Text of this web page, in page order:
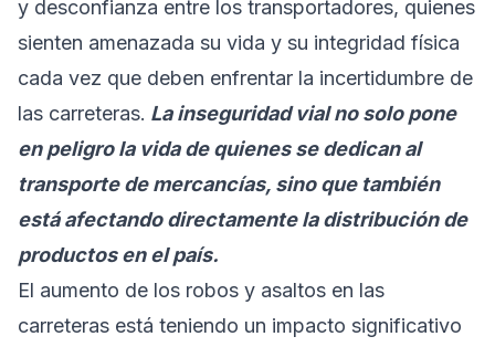
y desconfianza entre los transportadores, quienes
sienten amenazada su vida y su integridad física
cada vez que deben enfrentar la incertidumbre de
las carreteras. La inseguridad vial no solo pone
en peligro la vida de quienes se dedican al
transporte de mercancías, sino que también
está afectando directamente la distribución de
productos en el país.
El aumento de los robos y asaltos en las
carreteras está teniendo un impacto significativo